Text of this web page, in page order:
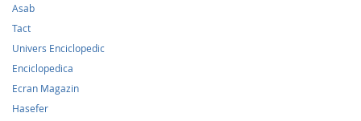
Asab
Tact
Univers Enciclopedic
Enciclopedica
Ecran Magazin
Hasefer